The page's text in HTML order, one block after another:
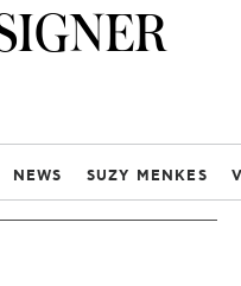
NEWS SUZY MENKES